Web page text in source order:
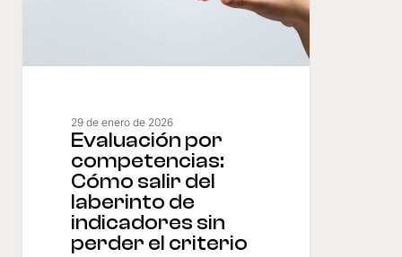
29 de enero de 2026
Evaluación por
competencias:
Cómo salir del
laberinto de
indicadores sin
perder el criterio